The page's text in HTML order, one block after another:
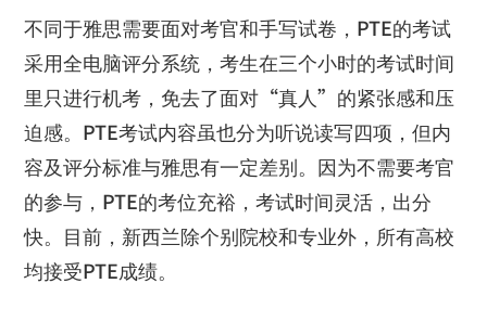
不同于雅思需要面对考官和手写试卷， PTE的考试
采用全电脑评分系统，考生在三个小时的考试时间
里只进行机考，免去了面对 “真人” 的紧张感和压
迫感。 PTE考试内容虽也分为听说读写四项，但内
容及评分标准与雅思有一定差别。因为不需要考官
的参与， PTE的考位充裕，考试时间灵活，出分
快。目前，新西兰除个别院校和专业外，所有高校
均接受PTE成绩。